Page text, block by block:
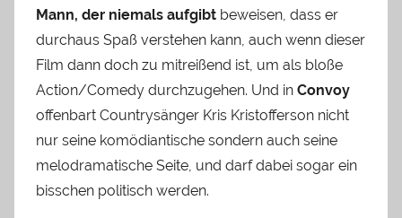
Mann, der niemals aufgibt beweisen, dass er
durchaus Spaß verstehen kann, auch wenn dieser
Film dann doch zu mitreißend ist, um als bloße
Action/Comedy durchzugehen. Und in Convoy
offenbart Countrysänger Kris Kristofferson nicht
nur seine komödiantische sondern auch seine
melodramatische Seite, und darf dabei sogar ein
bisschen politisch werden.